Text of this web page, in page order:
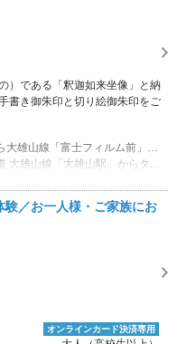
）である「釈迦如来坐像」と納
書き御朱印と切り絵御朱印をご
(1)【電車でお越しの方】ＪＲ小田原駅から大雄山線「富士フィルム前」下車、徒歩約10分
午前中は法要を行っている場合
／お一人様・ご家族にお
オンラインカード決済専用